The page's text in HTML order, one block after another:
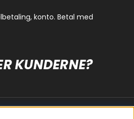
KUNDERNE?